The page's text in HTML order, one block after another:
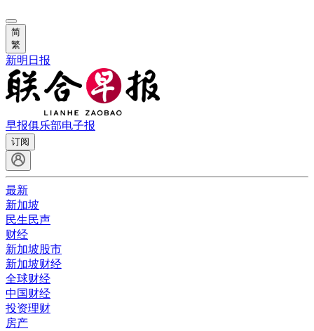
简
繁
新明日报
早报俱乐部电子报
订阅
最新
新加坡
民生民声
财经
新加坡股市
新加坡财经
全球财经
中国财经
投资理财
房产